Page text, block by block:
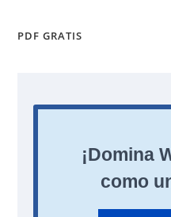
PDF GRATIS